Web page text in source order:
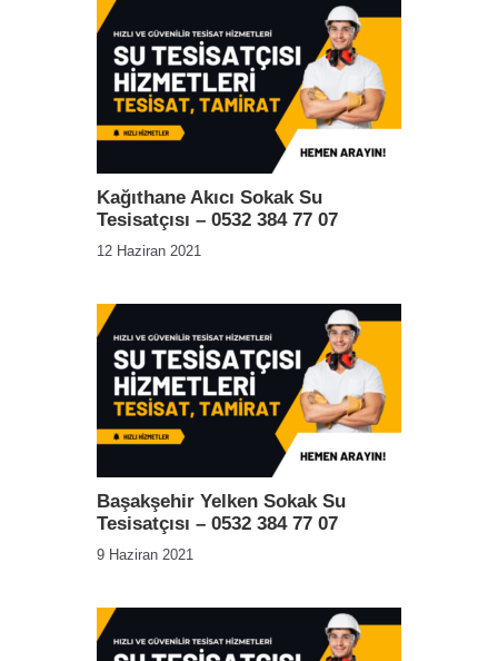
Kağıthane Akıcı Sokak Su
Tesisatçısı – 0532 384 77 07
12 Haziran 2021
Başakşehir Yelken Sokak Su
Tesisatçısı – 0532 384 77 07
9 Haziran 2021